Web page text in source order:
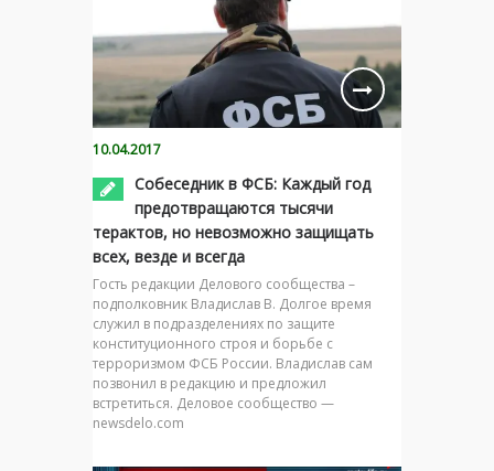
10.04.2017
Собеседник в ФСБ: Каждый год
предотвращаются тысячи
терактов, но невозможно защищать
всех, везде и всегда
Гость редакции Делового сообщества –
подполковник Владислав В. Долгое время
служил в подразделениях по защите
конституционного строя и борьбе с
терроризмом ФСБ России. Владислав сам
позвонил в редакцию и предложил
встретиться. Деловое сообщество —
newsdelo.com